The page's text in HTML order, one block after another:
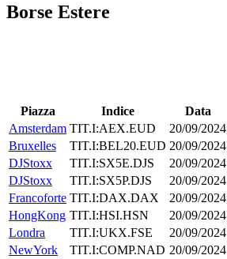
Borse Estere
Piazza Indice Data
Amsterdam TIT.I:AEX.EUD 20/09/2024
Bruxelles
TIT.I:BEL20.EUD 20/09/2024
DJStoxx
TIT.I:SX5E.DJS 20/09/2024
DJStoxx
TIT.I:SX5P.DJS 20/09/2024
Francoforte TIT.I:DAX.DAX 20/09/2024
HongKong TIT.I:HSI.HSN 20/09/2024
Londra
TIT.I:UKX.FSE 20/09/2024
NewYork
TIT.I:COMP.NAD 20/09/2024